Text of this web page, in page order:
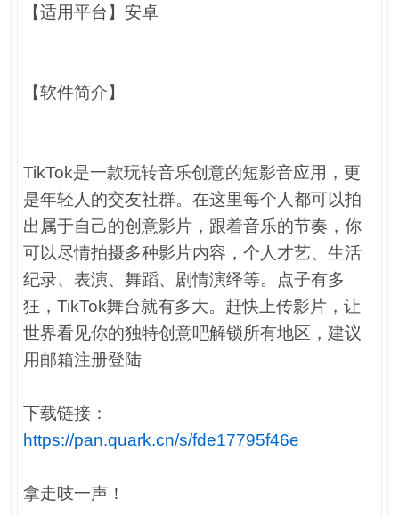
【适用平台】安卓
【软件简介】
TikTok是一款玩转音乐创意的短影音应用，更
是年轻人的交友社群。在这里每个人都可以拍
出属于自己的创意影片，跟着音乐的节奏，你
可以尽情拍摄多种影片内容，个人才艺、生活
纪录、表演、舞蹈、剧情演绎等。点子有多
狂，TikTok舞台就有多大。赶快上传影片，让
世界看见你的独特创意吧解锁所有地区，建议
用邮箱注册登陆
下载链接：
https://pan.quark.cn/s/fde17795f46e
拿走吱一声！